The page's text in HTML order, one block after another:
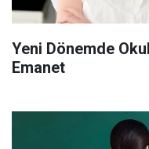
Yeni Dönemde
Emanet